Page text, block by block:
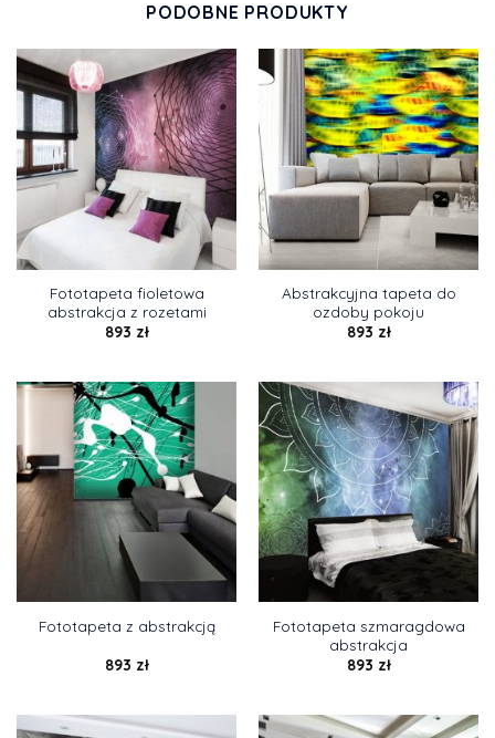
PODOBNE PRODUKTY
Fototapeta fioletowa
abstrakcja z rozetami
893 zł
Abstrakcyjna tapeta do
ozdoby pokoju
893 zł
Fototapeta z abstrakcją
893 zł
Fototapeta szmaragdowa
abstrakcja
893 zł